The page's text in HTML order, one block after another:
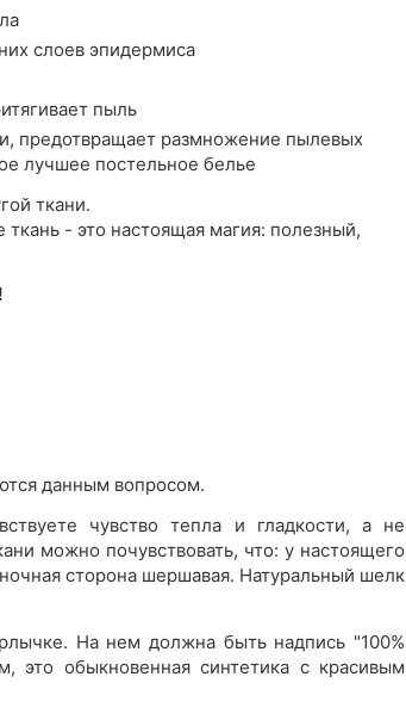
слоев эпидермиса
пыль
предотвращает размножение пылевых
лучшее постельное белье
ткани.
ткань - это настоящая магия: полезный,
данным вопросом.
чувство тепла и гладкости, а не
можно почувствовать, что: у настоящего
сторона шершавая. Натуральный шелк
На нем должна быть надпись "100%
обыкновенная синтетика с красивым